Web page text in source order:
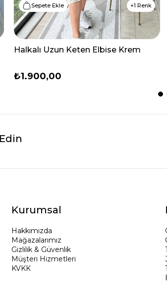
1 Renk
Halkalı Uzun Keten Elbise Krem
₺1.900,00
Sepete Ekle
Kurumsal
Hakkımızda
Mağazalarımız
Gizlilik & Güvenlik
Müşteri Hizmetleri
KVKK